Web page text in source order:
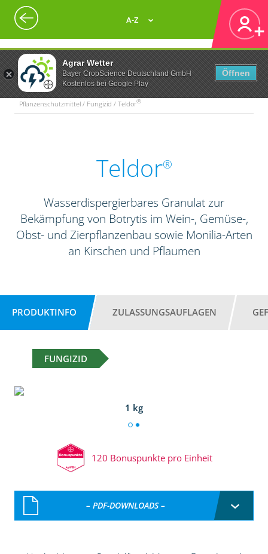
Agrar Wetter
Bayer CropScience Deutschland GmbH
Kostenlos bei Google Play
Öffnen
A-Z
Pflanzenschutzmittel / Fungizid / Teldor®
Teldor®
Wasserdispergierbares Granulat zur
Bekämpfung von Botrytis im Wein-, Gemüse-,
Obst- und Zierpflanzenbau sowie Monilia-Arten
an Kirschen und Pflaumen
PRODUKTINFO ZULASSUNGSAUFLAGEN
FUNGIZID
1 kg
120 Bonuspunkte pro Einheit
– PDF-DOWNLOADS –